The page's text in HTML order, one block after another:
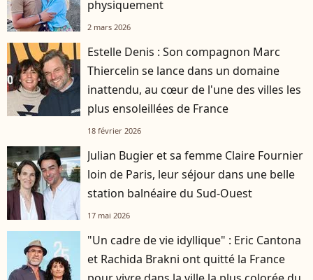
physiquement
2 mars 2026
Estelle Denis : Son compagnon Marc
Thiercelin se lance dans un domaine
inattendu, au cœur de l'une des villes les
plus ensoleillées de France
18 février 2026
Julian Bugier et sa femme Claire Fournier
loin de Paris, leur séjour dans une belle
station balnéaire du Sud-Ouest
17 mai 2026
"Un cadre de vie idyllique" : Eric Cantona
et Rachida Brakni ont quitté la France